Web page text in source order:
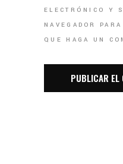
ELECTRÓNICO Y
NAVEGADOR
QUE HAGA UN